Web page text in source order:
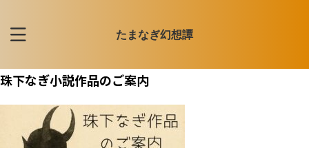
たまなぎ幻想譚
珠下なぎ小説作品のご案内